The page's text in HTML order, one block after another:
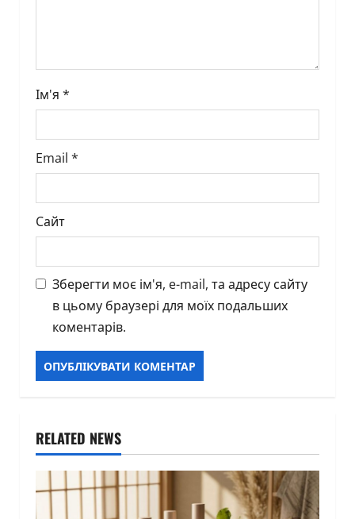
Ім'я *
Email *
Сайт
Зберегти моє ім'я, e-mail, та адресу сайту
в цьому браузері для моїх подальших
коментарів.
RELATED NEWS